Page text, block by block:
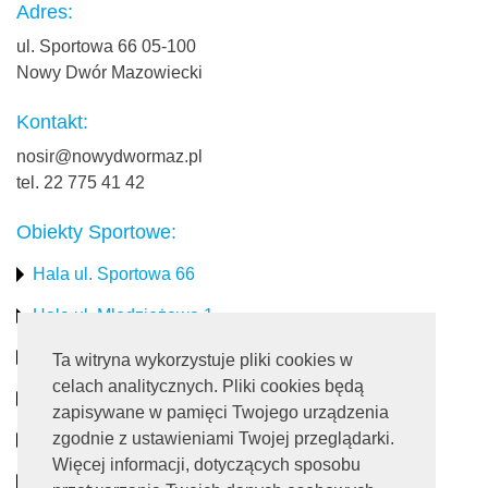
Ta witryna wykorzystuje pliki cookies w
celach analitycznych. Pliki cookies będą
zapisywane w pamięci Twojego urządzenia
zgodnie z ustawieniami Twojej przeglądarki.
Więcej informacji, dotyczących sposobu
Adres:
ul. Sportowa 66 05-100
Nowy Dwór Mazowiecki
Kontakt:
nosir@nowydwormaz.pl
tel. 22 775 41 42
Obiekty Sportowe:
Hala ul. Sportowa 66
Hala ul. Młodzieżowa 1
Stadion miejski
Obiekty rekreacyjne
Pływalnia
Turystyka